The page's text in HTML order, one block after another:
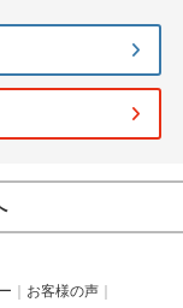
お客様の声